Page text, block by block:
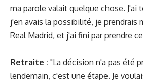
ma parole valait quelque chose. J'ai
j'en avais la possibilité, je prendrais
Real Madrid, et j'ai fini par prendre
Retraite : "La décision n'a pas été
lendemain, c'est une étape. Je